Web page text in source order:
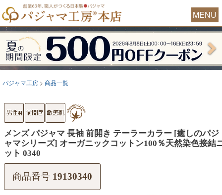
MENU
パジャマ工房 商品一覧
メンズ パジャマ 長袖 前開き テーラーカラー [癒しのパジ
ャマシリーズ] オーガニックコットン100％天然染色接結
ット 0340
商品番号 19130340